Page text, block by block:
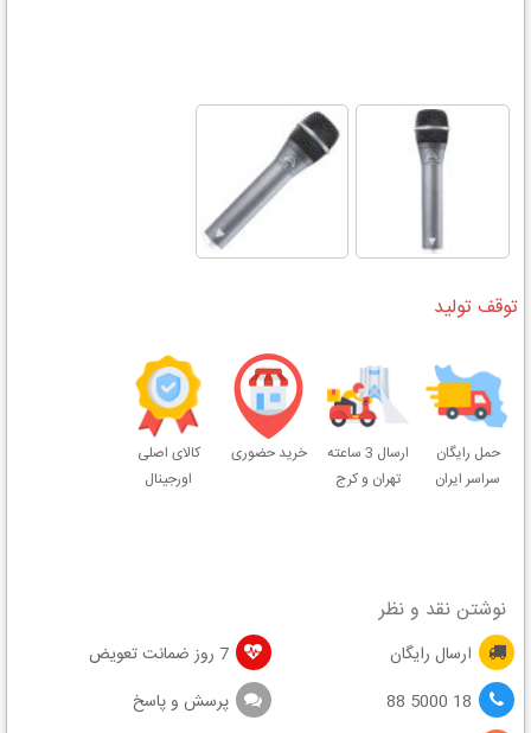
توقف تولید
حمل رایگان
سراسر ایران
ارسال 3 ساعته
تهران و کرج
خرید حضوری
کالای اصلی
اورجینال
نوشتن نقد و نظر
ارسال رایگان
7 روز ضمانت تعویض
18 5000 88
پرسش و پاسخ